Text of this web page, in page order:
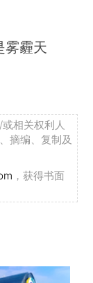
雾霾天
相关权利人
摘编、复制及
，获得书面